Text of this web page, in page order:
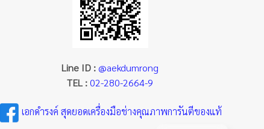
Line ID : @aekdumrong
TEL :02-280-2664-9
เอกดำรงค์ สุดยอดเครื่องมือช่างคุณภาพการันตีของแท้